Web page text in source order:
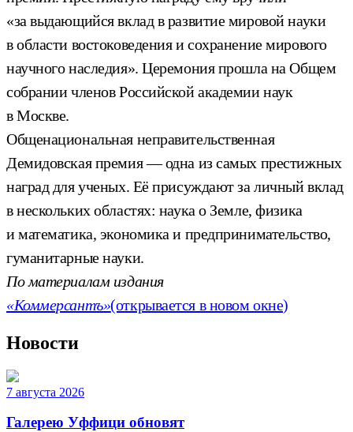
«за выдающийся вклад в развитие мировой науки
в области востоковедения и сохранение мирового
научного наследия». Церемония прошла на Общем
собрании членов Российской академии наук
в Москве.
Общенациональная неправительственная
Демидовская премия — одна из самых престижных
наград для ученых. Её присуждают за личный вклад
в нескольких областях: наука о Земле, физика
и математика, экономика и предпринимательство,
гуманитарные науки.
По материалам издания
«Коммерсантъ»(открывается в новом окне)
Новости
7 августа 2026
Галерею Уффици обновят